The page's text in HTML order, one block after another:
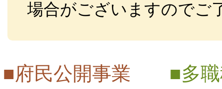
場合がございますのでご
■府民公開事業
■多